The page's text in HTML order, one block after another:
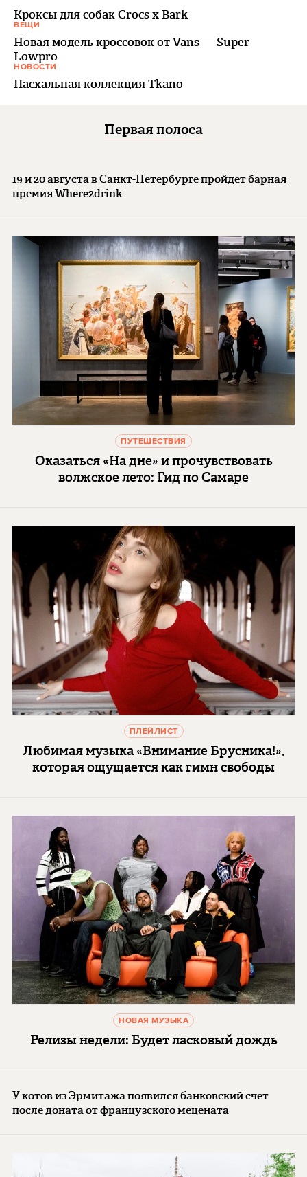
Кроксы для собак Crocs x Bark
ВЕЩИ
Новая модель кроссовок от Vans — Super
Lowpro
НОВОСТИ
Пасхальная коллекция Tkano
Первая полоса
19 и 20 августа в Санкт-Петербурге пройдет барная
премия Where2drink
ПУТЕШЕСТВИЯ
Оказаться «На дне» и прочувствовать
волжское лето: Гид по Самаре
ПЛЕЙЛИСТ
Любимая музыка «Внимание Брусника!»,
которая ощущается как гимн свободы
НОВАЯ МУЗЫКА
Релизы недели: Будет ласковый дождь
У котов из Эрмитажа появился банковский счет
после доната от французского мецената